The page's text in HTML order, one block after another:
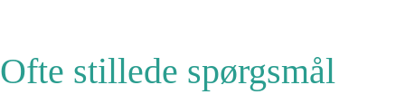
Ofte stillede spørgsmål